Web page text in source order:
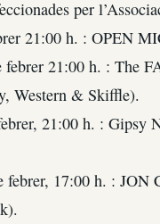
per
21:00 h. : OPEN
febrer 21:00 h. : The
Western & Skiffle).
21:00 h. : Gipsy
febrer, 17:00 h. :